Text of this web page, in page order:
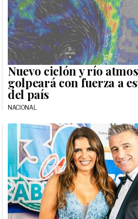
Nuevo ciclón y río
golpeará con fuerza a
del país
NACIONAL